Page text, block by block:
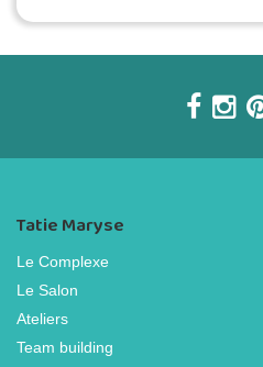
Tatie Maryse
Le Complexe
Le Salon
Ateliers
Team building